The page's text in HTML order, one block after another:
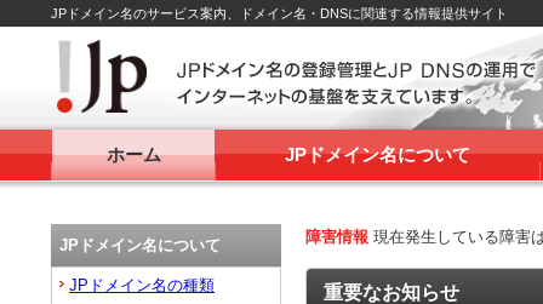
JPドメイン名のサービス案内、ドメイン名・DNSに関連する情報提供サイト
ホーム JPドメイン名について
障害情報 現在発生している障害
重要なお知らせ
JPドメイン名について
JPドメイン名の種類